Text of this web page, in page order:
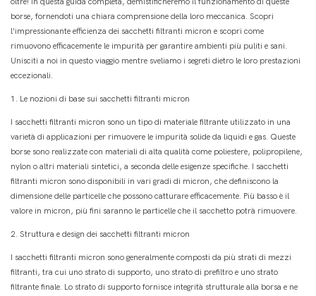
borse, fornendoti una chiara comprensione della loro meccanica. Scopri
l'impressionante efficienza dei sacchetti filtranti micron e scopri come
rimuovono efficacemente le impurità per garantire ambienti più puliti e sani.
Unisciti a noi in questo viaggio mentre sveliamo i segreti dietro le loro prestazioni
eccezionali.
1. Le nozioni di base sui sacchetti filtranti micron
I sacchetti filtranti micron sono un tipo di materiale filtrante utilizzato in una
varietà di applicazioni per rimuovere le impurità solide da liquidi e gas. Queste
borse sono realizzate con materiali di alta qualità come poliestere, polipropilene,
nylon o altri materiali sintetici, a seconda delle esigenze specifiche. I sacchetti
filtranti micron sono disponibili in vari gradi di micron, che definiscono la
dimensione delle particelle che possono catturare efficacemente. Più basso è il
valore in micron, più fini saranno le particelle che il sacchetto potrà rimuovere.
2. Struttura e design dei sacchetti filtranti micron
I sacchetti filtranti micron sono generalmente composti da più strati di mezzi
filtranti, tra cui uno strato di supporto, uno strato di prefiltro e uno strato
filtrante finale. Lo strato di supporto fornisce integrità strutturale alla borsa e ne